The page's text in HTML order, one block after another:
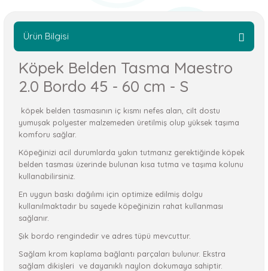
Ürün Bilgisi
Köpek Belden Tasma Maestro
2.0 Bordo 45 - 60 cm - S
köpek belden tasmasının iç kısmı nefes alan, cilt dostu
yumuşak polyester malzemeden üretilmiş olup yüksek taşıma
komforu sağlar.
Köpeğinizi acil durumlarda yakın tutmanız gerektiğinde köpek
belden tasması üzerinde bulunan kısa tutma ve taşıma kolunu
kullanabilirsiniz.
En uygun baskı dağılımı için optimize edilmiş dolgu
kullanılmaktadır bu sayede köpeğinizin rahat kullanması
sağlanır.
Şık bordo rengindedir ve adres tüpü mevcuttur.
Sağlam krom kaplama bağlantı parçaları bulunur. Ekstra
sağlam dikişleri ve dayanıklı naylon dokumaya sahiptir.